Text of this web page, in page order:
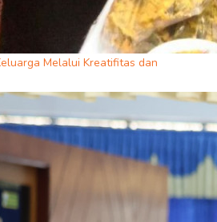
Melalui Kreatifitas dan